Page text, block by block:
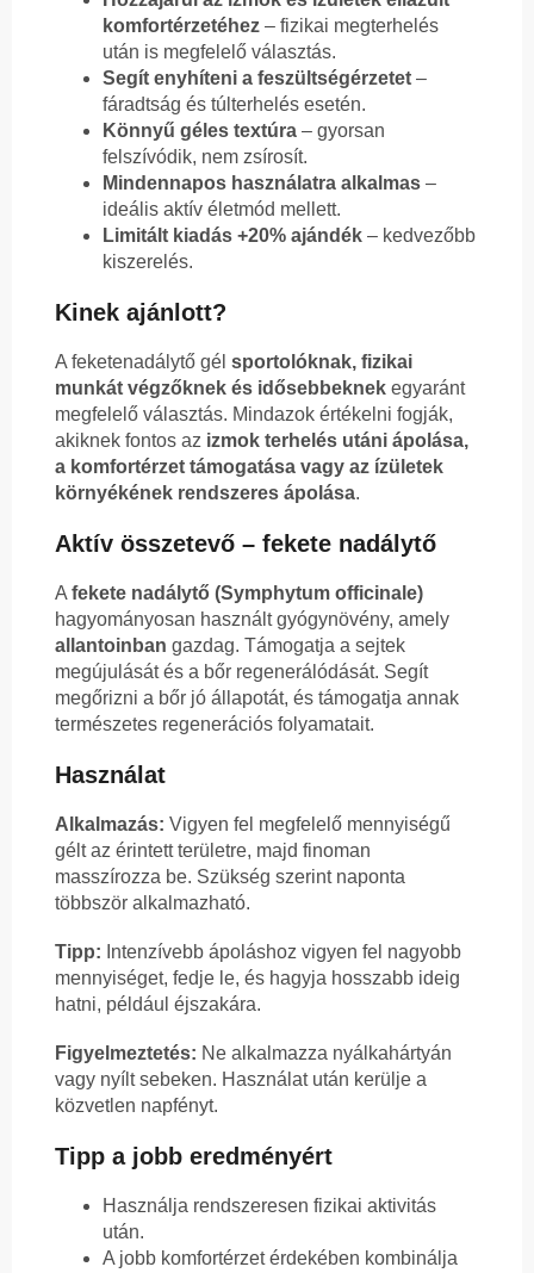
komfortérzetéhez – fizikai megterhelés
után is megfelelő választás.
Segít enyhíteni a feszültségérzetet –
fáradtság és túlterhelés esetén.
Könnyű géles textúra – gyorsan
felszívódik, nem zsírosít.
Mindennapos használatra alkalmas –
ideális aktív életmód mellett.
Limitált kiadás +20% ajándék – kedvezőbb
kiszerelés.
Kinek ajánlott?
A feketenadálytő gél sportolóknak, fizikai
munkát végzőknek és idősebbeknek egyaránt
megfelelő választás. Mindazok értékelni fogják,
akiknek fontos az izmok terhelés utáni ápolása,
a komfortérzet támogatása vagy az ízületek
környékének rendszeres ápolása.
Aktív összetevő – fekete nadálytő
A fekete nadálytő (Symphytum officinale)
hagyományosan használt gyógynövény, amely
allantoinban gazdag. Támogatja a sejtek
megújulását és a bőr regenerálódását. Segít
megőrizni a bőr jó állapotát, és támogatja annak
természetes regenerációs folyamatait.
Használat
Alkalmazás: Vigyen fel megfelelő mennyiségű
gélt az érintett területre, majd finoman
masszírozza be. Szükség szerint naponta
többször alkalmazható.
Tipp: Intenzívebb ápoláshoz vigyen fel nagyobb
mennyiséget, fedje le, és hagyja hosszabb ideig
hatni, például éjszakára.
Figyelmeztetés: Ne alkalmazza nyálkahártyán
vagy nyílt sebeken. Használat után kerülje a
közvetlen napfényt.
Tipp a jobb eredményért
Használja rendszeresen fizikai aktivitás
után.
A jobb komfortérzet érdekében kombinálja